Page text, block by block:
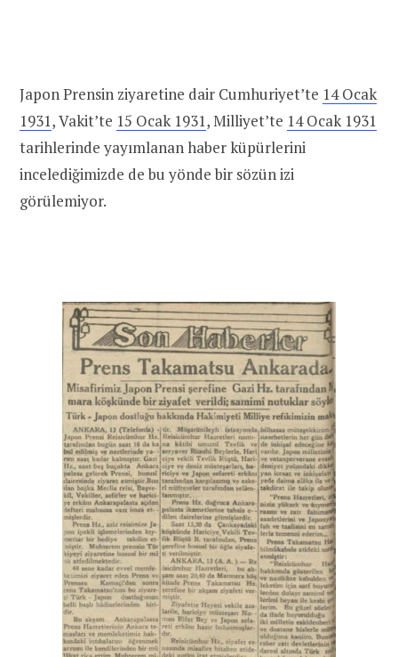
Japon Prensin ziyaretine dair Cumhuriyet’te 14 Ocak
1931, Vakit’te 15 Ocak 1931, Milliyet’te 14 Ocak 1931
tarihlerinde yayımlanan haber küpürlerini
incelediğimizde de bu yönde bir sözün izi
görülemiyor.